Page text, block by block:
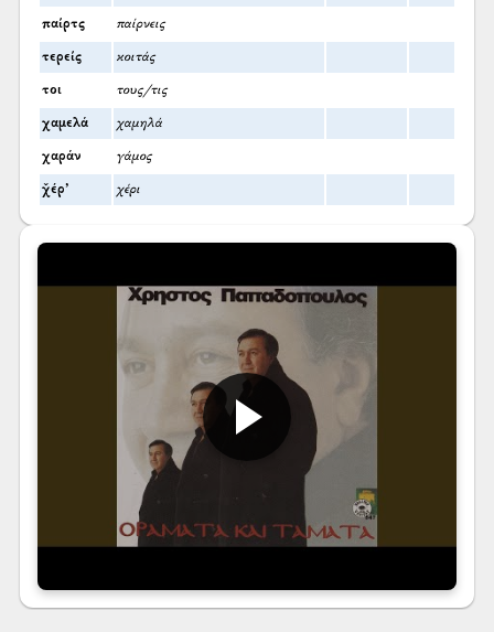
παίρτς παίρνεις
τερείς κοιτάς
τοι τους/τις
χαμελά χαμηλά
χαράν γάμος
χ̌έρ’ χέρι